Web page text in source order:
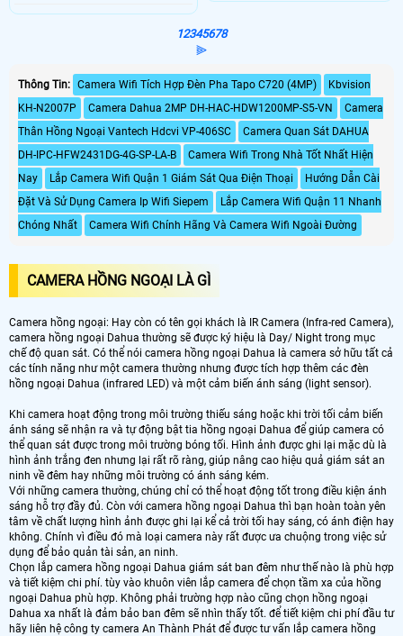
12345678
⫸
Thông Tin: Camera Wifi Tích Hợp Đèn Pha Tapo C720 (4MP)
Kbvision
KH-N2007P
Camera Dahua 2MP DH-HAC-HDW1200MP-S5-VN
Camera
Thân Hồng Ngoại Vantech Hdcvi VP-406SC
Camera Quan Sát DAHUA
DH-IPC-HFW2431DG-4G-SP-LA-B
Camera Wifi Trong Nhà Tốt Nhất Hiện
Nay
Lắp Camera Wifi Quận 1 Giám Sát Qua Điện Thoại
Hướng Dẫn Cài
Đặt Và Sử Dụng Camera Ip Wifi Siepem
Lắp Camera Wifi Quận 11 Nhanh
Chóng Nhất
Camera Wifi Chính Hãng Và Camera Wifi Ngoài Đường
CAMERA HỒNG NGOẠI LÀ GÌ
Camera hồng ngoại: Hay còn có tên gọi khách là IR Camera (Infra-red Camera),
camera hồng ngoại Dahua thường sẽ được ký hiệu là Day/ Night trong mục
chế độ quan sát. Có thể nói camera hồng ngoại Dahua là camera sở hữu tất cả
các tính năng như một camera thường nhưng được tích hợp thêm các đèn
hồng ngoại Dahua (infrared LED) và một cảm biến ánh sáng (light sensor).
Khi camera hoạt động trong môi trường thiếu sáng hoặc khi trời tối cảm biến
ánh sáng sẽ nhận ra và tự động bật tia hồng ngoại Dahua để giúp camera có
thể quan sát được trong môi trường bóng tối. Hình ảnh được ghi lại mặc dù là
hình ảnh trắng đen nhưng lại rất rõ ràng, giúp nâng cao hiệu quả giám sát an
ninh về đêm hay những môi trường có ánh sáng kém.
Với những camera thường, chúng chỉ có thể hoạt động tốt trong điều kiện ánh
sáng hỗ trợ đầy đủ. Còn với camera hồng ngoại Dahua thì bạn hoàn toàn yên
tâm về chất lượng hình ảnh được ghi lại kể cả trời tối hay sáng, có ánh điện hay
không. Chính vì điều đó mà loại camera này rất được ưa chuộng trong việc sử
dụng để bảo quản tài sản, an ninh.
Chọn lắp camera hồng ngoại Dahua giám sát ban đêm như thế nào là phù hợp
và tiết kiệm chi phí. tùy vào khuôn viên lắp camera để chọn tầm xa của hồng
ngoại Dahua phù hợp. Không phải trường hợp nào cũng chọn hồng ngoại
Dahua xa nhất là đảm bảo ban đêm sẽ nhìn thấy tốt. để tiết kiệm chi phí đầu tư
hãy liên hệ công ty camera An Thành Phát để được tư vấn lắp camera hồng